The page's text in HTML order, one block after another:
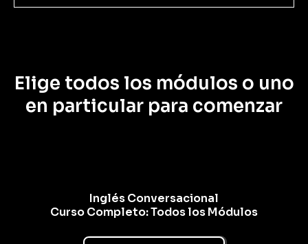
Elige todos los módulos o uno
en particular para comenzar
Inglés Conversacional
Curso Completo: Todos los Módulos